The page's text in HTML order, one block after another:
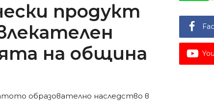
продукт
на община
образователно наследство в